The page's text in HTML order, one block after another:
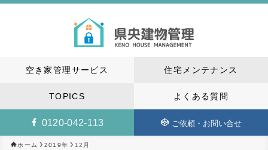
空き家管理サービス 住宅メンテナンス
TOPICS よくある質問
0120-042-113 ご依頼・お問い合せ
ホーム 2019年 12月